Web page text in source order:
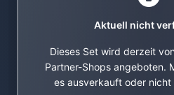
Aktuell nicht
Dieses Set wird derzeit
Partner-Shops angeboten.
es ausverkauft oder nicht